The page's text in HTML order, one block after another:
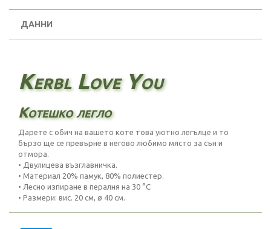
ДАННИ
Kerbl Love You
Котешко легло
Дарете с обич на вашето коте това уютно легълце и то
бързо ще се превърне в негово любимо място за сън и
отмора.
• Двулицева възглавничка.
• Материал 20% памук, 80% полиестер.
• Лесно изпиране в пералня на 30 °C
• Размери: вис. 20 см, ø 40 см.